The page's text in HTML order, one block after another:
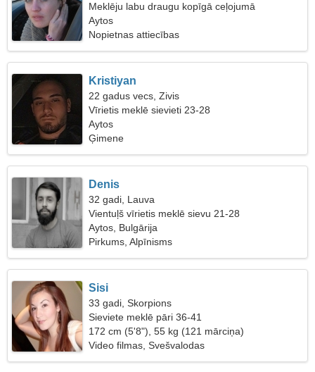
Meklēju labu draugu kopīgā ceļojumā
Aytos
Nopietnas attiecības
Kristiyan
22 gadus vecs, Zivis
Vīrietis meklē sievieti 23-28
Aytos
Ģimene
Denis
32 gadi, Lauva
Vientuļš vīrietis meklē sievu 21-28
Aytos, Bulgārija
Pirkums, Alpīnisms
Sisi
33 gadi, Skorpions
Sieviete meklē pāri 36-41
172 cm (5'8"), 55 kg (121 mārciņa)
Video filmas, Svešvalodas